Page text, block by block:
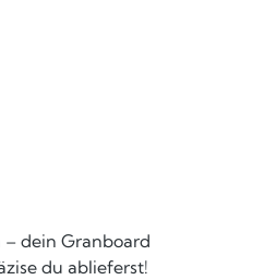
– dein Granboard
du ablieferst!